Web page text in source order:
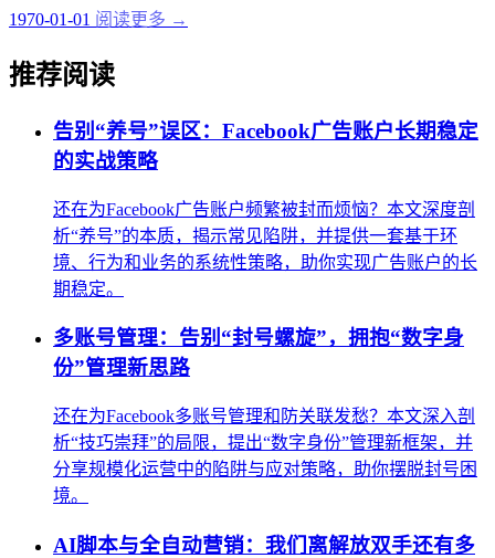
1970-01-01 阅读更多 →
推荐阅读
告别“养号”误区：Facebook广告账户长期稳定
的实战策略
还在为Facebook广告账户频繁被封而烦恼？本文深度剖
析“养号”的本质，揭示常见陷阱，并提供一套基于环
境、行为和业务的系统性策略，助你实现广告账户的长
期稳定。
多账号管理：告别“封号螺旋”，拥抱“数字身
份”管理新思路
还在为Facebook多账号管理和防关联发愁？本文深入剖
析“技巧崇拜”的局限，提出“数字身份”管理新框架，并
分享规模化运营中的陷阱与应对策略，助你摆脱封号困
境。
AI脚本与全自动营销：我们离解放双手还有多